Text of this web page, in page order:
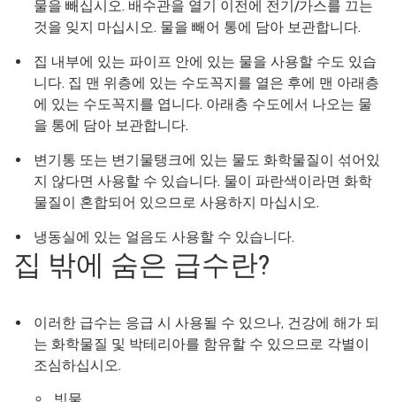
물을 빼십시오. 배수관을 열기 이전에 전기/가스를 끄는
것을 잊지 마십시오. 물을 빼어 통에 담아 보관합니다.
집 내부에 있는 파이프 안에 있는 물을 사용할 수도 있습
니다. 집 맨 위층에 있는 수도꼭지를 열은 후에 맨 아래층
에 있는 수도꼭지를 엽니다. 아래층 수도에서 나오는 물
을 통에 담아 보관합니다.
변기통 또는 변기물탱크에 있는 물도 화학물질이 섞어있
지 않다면 사용할 수 있습니다. 물이 파란색이라면 화학
물질이 혼합되어 있으므로 사용하지 마십시오.
냉동실에 있는 얼음도 사용할 수 있습니다.
집 밖에 숨은 급수란?
이러한 급수는 응급 시 사용될 수 있으나, 건강에 해가 되
는 화학물질 및 박테리아를 함유할 수 있으므로 각별이
조심하십시오.